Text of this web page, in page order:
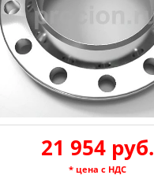
21 954 руб.
* цена с НДС